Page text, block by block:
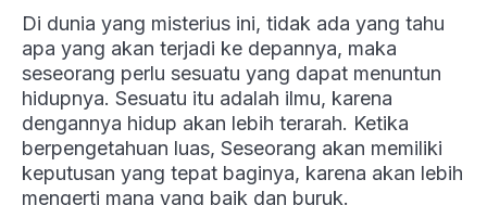
Di dunia yang misterius ini, tidak ada yang tahu
apa yang akan terjadi ke depannya, maka
seseorang perlu sesuatu yang dapat menuntun
hidupnya. Sesuatu itu adalah ilmu, karena
dengannya hidup akan lebih terarah. Ketika
berpengetahuan luas, Seseorang akan memiliki
keputusan yang tepat baginya, karena akan lebih
mengerti mana yang baik dan buruk.